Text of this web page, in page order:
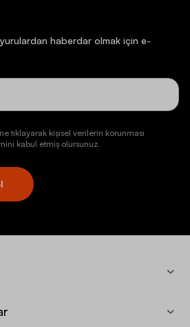
haberdar olmak için e-
tıklayarak kişisel verilerin korunması
kabul etmiş olursunuz.